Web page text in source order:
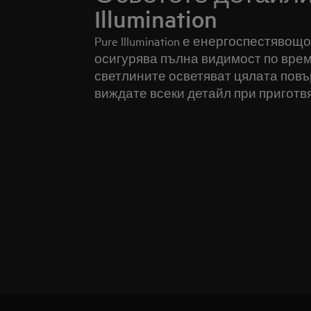
Illumination
Pure Illumination е
осигурява пълна видимост по
светлините осветяват цялата
виждате всеки детайл при